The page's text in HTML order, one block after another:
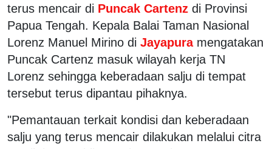
terus mencair di Puncak Cartenz di Provinsi
Papua Tengah. Kepala Balai Taman Nasional
Lorenz Manuel Mirino di Jayapura mengatakan
Puncak Cartenz masuk wilayah kerja TN
Lorenz sehingga keberadaan salju di tempat
tersebut terus dipantau pihaknya.
"Pemantauan terkait kondisi dan keberadaan
salju yang terus mencair dilakukan melalui citra